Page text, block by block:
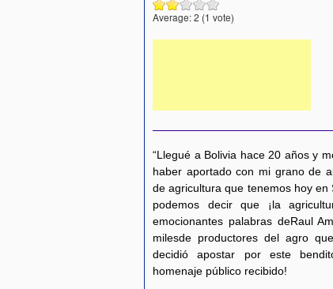
Average:2 (1 vote)
“Llegué a Bolivia hace 20 años y
haber aportado con mi grano de
de agricultura que tenemos hoy en
podemos decir que ¡la
emocionantes palabras deRaul
milesde productores del agro
decidió apostar por este
homenaje público recibido!